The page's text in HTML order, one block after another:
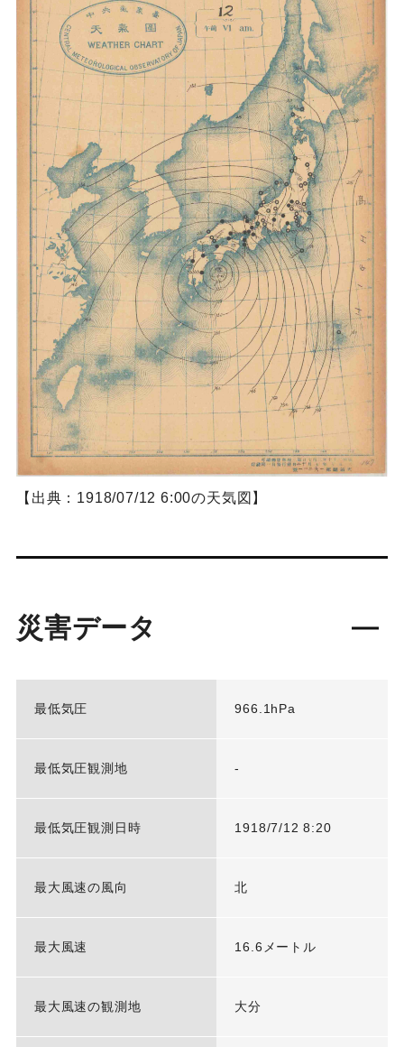
【出典：1918/07/12 6:00の天気図】
災害データ
最低気圧 966.1hPa
最低気圧観測地 -
最低気圧観測日時 1918/7/12 8:20
最大風速の風向 北
最大風速 16.6メートル
最大風速の観測地 大分